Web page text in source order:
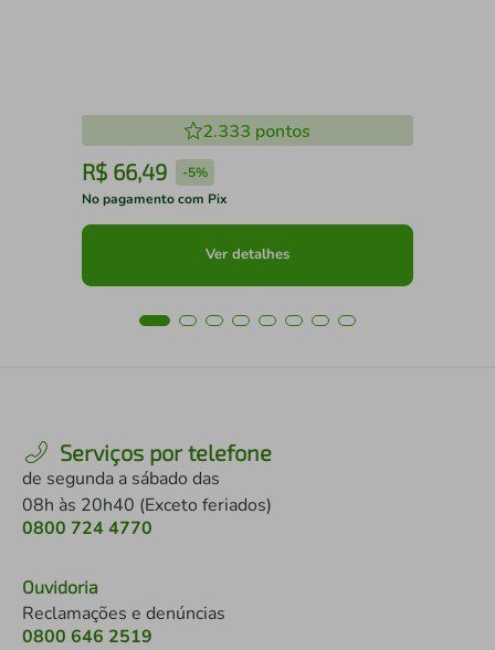
2.333 pontos
R$ 66,49 -5%
No pagamento com Pix
Ver detalhes
Serviços por telefone
de segunda a sábado das
08h às 20h40 (Exceto feriados)
0800 724 4770
Ouvidoria
Reclamações e denúncias
0800 646 2519